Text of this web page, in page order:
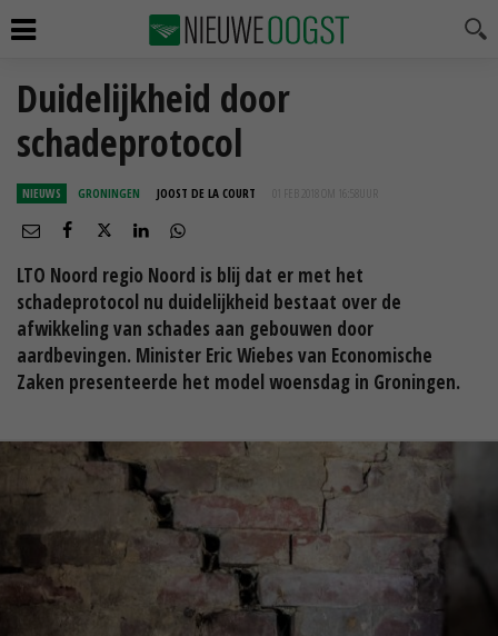
Duidelijkheid door
schadeprotocol
NIEUWS GRONINGEN JOOST DE LA COURT 01 FEB 2018 OM 16:58
LTO Noord regio Noord is blij dat er met het
schadeprotocol nu duidelijkheid bestaat over de
afwikkeling van schades aan gebouwen door
aardbevingen. Minister Eric Wiebes van Economische
Zaken presenteerde het model woensdag in Groningen.